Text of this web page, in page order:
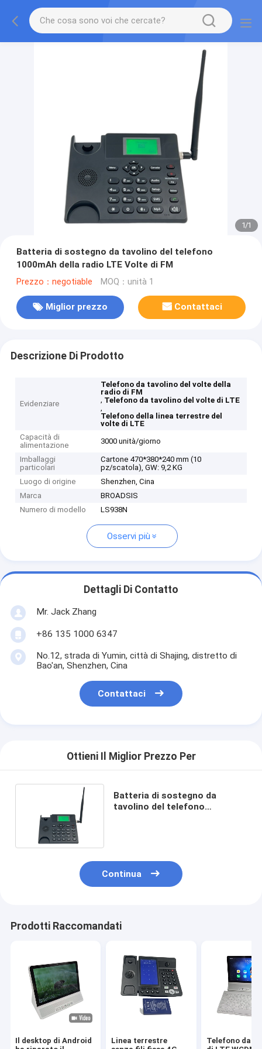
1/1
Batteria di sostegno da tavolino del telefono
1000mAh della radio LTE Volte di FM
Prezzo：negotiable MOQ：unità 1
Miglior prezzo Contattaci
Descrizione Di Prodotto
Evidenziare
Telefono da tavolino del volte della
radio di FM
, Telefono da tavolino del volte di LTE
,
Telefono della linea terrestre del
volte di LTE
Capacità di
alimentazione
3000 unità/giorno
Imballaggi
particolari
Cartone 470*380*240 mm (10
pz/scatola), GW: 9,2 KG
Luogo di origine
Shenzhen, Cina
Marca
BROADSIS
Numero di modello
LS938N
Osservi più
Dettagli Di Contatto
Mr. Jack Zhang
+86 135 1000 6347
No.12, strada di Yumin, città di Shajing, distretto di
Bao'an, Shenzhen, Cina
Contattaci
Ottieni Il Miglior Prezzo Per
Batteria di sostegno da
tavolino del telefono
Continua
Prodotti Raccomandati
Il desktop di Android
Linea terrestre
Telefono da